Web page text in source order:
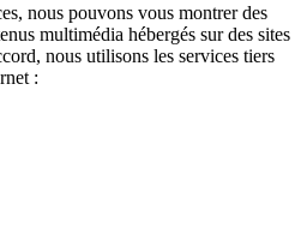
nous pouvons vous montrer des
multimédia hébergés sur des sites
nous utilisons les services tiers
: